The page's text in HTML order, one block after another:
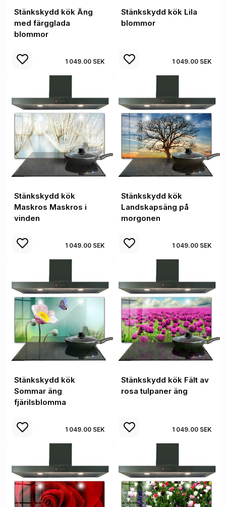
Stänkskydd kök Äng
med färgglada
blommor
1 049.00 SEK
Stänkskydd kök Lila
blommor
1 049.00 SEK
Stänkskydd kök
Maskros Maskros i
vinden
1 049.00 SEK
Stänkskydd kök
Landskapsäng på
morgonen
1 049.00 SEK
Stänkskydd kök
Sommar äng
fjärilsblomma
1 049.00 SEK
Stänkskydd kök Fält av
rosa tulpaner äng
1 049.00 SEK